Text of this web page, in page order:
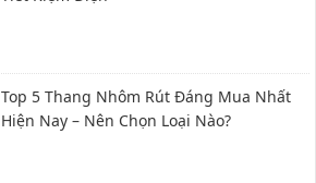
Top 5 Thang Nhôm Rút Đáng Mua Nhất
Hiện Nay – Nên Chọn Loại Nào?